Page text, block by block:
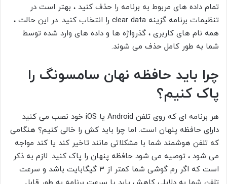
تمام داده های مربوط به برنامه را حذف کنید ، بهتر است در
تنظیمات برنامه گزینه clear data را انتخاب کنید. در این حالت ،
همه نام های کاربری ، گذرواژه ها و داده های وارد شده توسط
شما به طور کامل حذف می شوند.
چرا باید حافظه نهان سامسونگ را
پاک کنیم؟
هر برنامه ای که روی تلفن Android یا iOS خود نصب می کنید
دارای حافظه پنهان است. اما چرا باید کش را خالی کنیم؟ هنگامی
که تلفن هوشمند شما با مشکلاتی مانند تاخیر کند یا کند مواجه
می شود ، توصیه می شود حافظه پنهان را پاک کنید. لازم به ذکر
است که اگر رم گوشی شما کمتر از 3 گیگابایت باشد و سرعت